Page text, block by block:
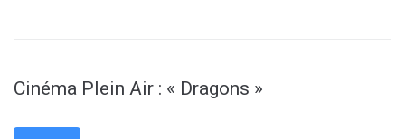
Cinéma Plein Air : « Dragons »